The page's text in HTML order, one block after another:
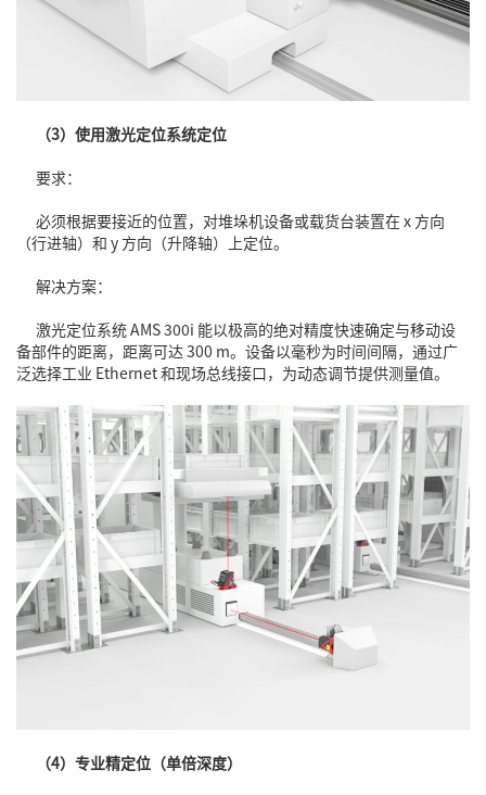
（3）使用激光定位系统定位
要求：
必须根据要接近的位置，对堆垛机设备或载货台装置在 x 方向
（行进轴）和 y 方向（升降轴）上定位。
解决方案：
激光定位系统 AMS 300i 能以极高的绝对精度快速确定与移动设
备部件的距离，距离可达 300 m。设备以毫秒为时间间隔，通过广
泛选择工业 Ethernet 和现场总线接口，为动态调节提供测量值。
（4）专业精定位（单倍深度）